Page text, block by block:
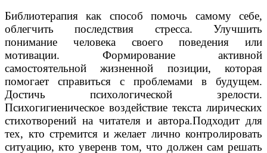
Библиотерапия как способ помочь самому себе,
облегчить последствия стресса. Улучшить
понимание человека своего поведения или
мотивации. Формирование активной
самостоятельной жизненной позиции, которая
помогает справиться с проблемами в будущем.
Достичь психологической зрелости.
Психогигиеническое воздействие текста лирических
стихотворений на читателя и автора.Подходит для
тех, кто стремится и желает лично контролировать
ситуацию, кто уверенв том, что должен сам решать